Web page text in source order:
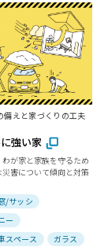
備えと家づくりの工夫
強い家
が家と家族を守るため
害について傾向と対策
/サッシ
ー
スペース
ガラス